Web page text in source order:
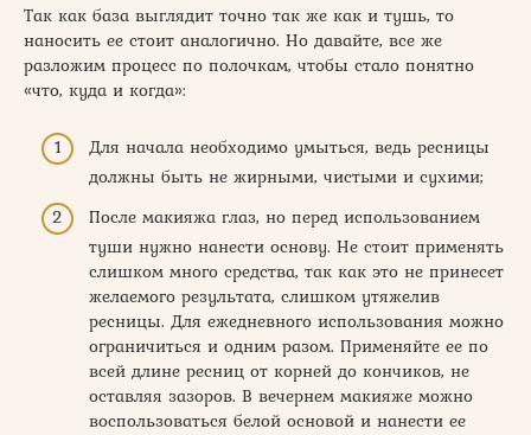
Так как база выглядит точно так же как и тушь, то
наносить ее стоит аналогично. Но давайте, все же
разложим процесс по полочкам, чтобы стало понятно
«что, куда и когда»:
Для начала необходимо умыться, ведь ресницы
должны быть не жирными, чистыми и сухими;
После макияжа глаз, но перед использованием
туши нужно нанести основу. Не стоит применять
слишком много средства, так как это не принесет
желаемого результата, слишком утяжелив
ресницы. Для ежедневного использования можно
ограничиться и одним разом. Применяйте ее по
всей длине ресниц от корней до кончиков, не
оставляя зазоров. В вечернем макияже можно
воспользоваться белой основой и нанести ее